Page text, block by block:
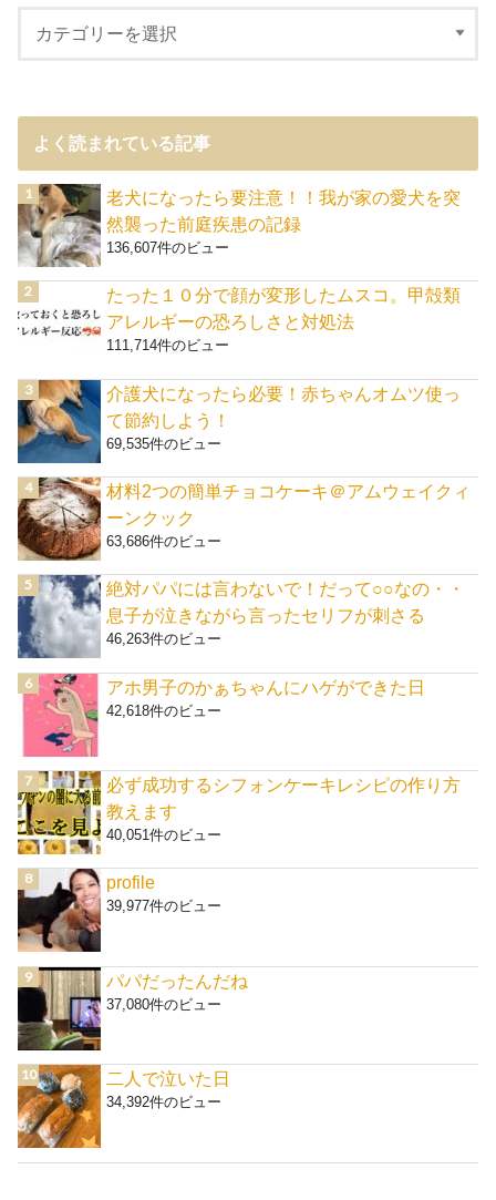
よく読まれている記事
老犬になったら要注意！！我が家の愛犬を突
然襲った前庭疾患の記録
136,607件のビュー
たった１０分で顔が変形したムスコ。甲殻類
アレルギーの恐ろしさと対処法
111,714件のビュー
介護犬になったら必要！赤ちゃんオムツ使っ
て節約しよう！
69,535件のビュー
材料2つの簡単チョコケーキ＠アムウェイクィ
ーンクック
63,686件のビュー
絶対パパには言わないで！だって○○なの・・
息子が泣きながら言ったセリフが刺さる
46,263件のビュー
アホ男子のかぁちゃんにハゲができた日
42,618件のビュー
必ず成功するシフォンケーキレシピの作り方
教えます
40,051件のビュー
profile
39,977件のビュー
パパだったんだね
37,080件のビュー
二人で泣いた日
34,392件のビュー